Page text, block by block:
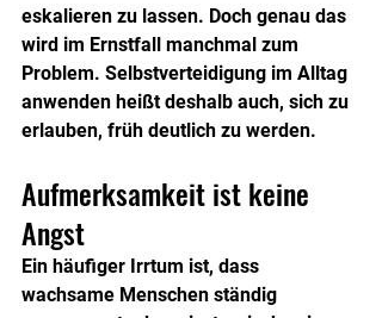
eskalieren zu lassen. Doch genau das
wird im Ernstfall manchmal zum
Problem. Selbstverteidigung im Alltag
anwenden heißt deshalb auch, sich zu
erlauben, früh deutlich zu werden.
Aufmerksamkeit ist keine
Angst
Ein häufiger Irrtum ist, dass
wachsame Menschen ständig